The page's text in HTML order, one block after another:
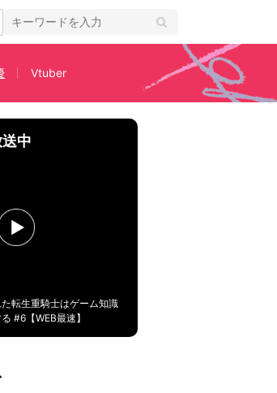
Vtuber
中
転生重騎士はゲーム知識
#6【WEB最速】